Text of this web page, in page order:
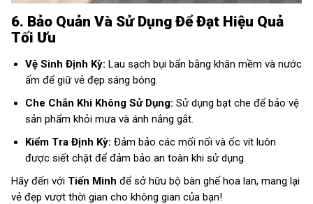
6. Bảo Quản Và Sử Dụng Để Đạt Hiệu Quả
Tối Ưu
Vệ Sinh Định Kỳ: Lau sạch bụi bẩn bằng khăn mềm và nước
ấm để giữ vẻ đẹp sáng bóng.
Che Chắn Khi Không Sử Dụng: Sử dụng bạt che để bảo vệ
sản phẩm khỏi mưa và ánh nắng gắt.
Kiểm Tra Định Kỳ: Đảm bảo các mối nối và ốc vít luôn
được siết chặt để đảm bảo an toàn khi sử dụng.
Hãy đến với Tiến Minh để sở hữu bộ bàn ghế hoa lan, mang lại
vẻ đẹp vượt thời gian cho không gian của bạn!